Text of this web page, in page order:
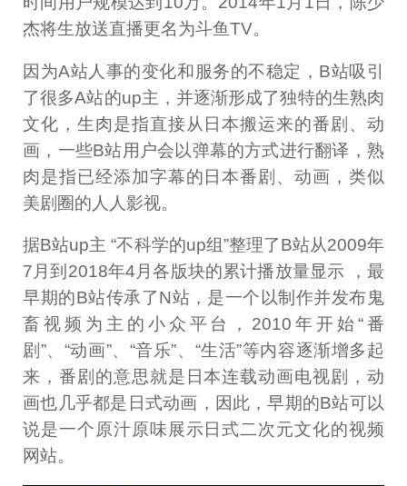
杰将生放送直播更名为斗鱼TV。
因为A站人事的变化和服务的不稳定，B站吸引
了很多A站的up主，并逐渐形成了独特的生熟肉
文化，生肉是指直接从日本搬运来的番剧、动
画，一些B站用户会以弹幕的方式进行翻译，熟
肉是指已经添加字幕的日本番剧、动画，类似
美剧圈的人人影视。
据B站up主 “不科学的up组”整理了B站从2009年
7月到2018年4月各版块的累计播放量显示 ，最
早期的B站传承了N站，是一个以制作并发布鬼
畜视频为主的小众平台，2010年开始“番
剧”、“动画”、“音乐”、“生活”等内容逐渐增多起
来，番剧的意思就是日本连载动画电视剧，动
画也几乎都是日式动画，因此，早期的B站可以
说是一个原汁原味展示日式二次元文化的视频
网站。